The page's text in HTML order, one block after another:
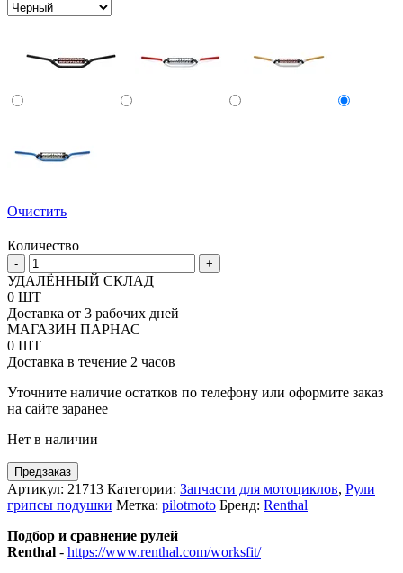
Очистить
Количество
-
Количество
товара
Руль
7-
8
Renthal
Mini
мотоцикл
Honda
+
УДАЛЁННЫЙ СКЛАД
0 ШТ
Доставка от 3 рабочих дней
МАГАЗИН ПАРНАС
0 ШТ
Доставка в течение 2 часов
Уточните наличие остатков по телефону или оформите заказ
на сайте заранее
Нет в наличии
Предзаказ
Артикул: 21713 Категории: Запчасти для мотоциклов, Рули
грипсы подушки Метка: pilotmoto Бренд: Renthal
Подбор и сравнение рулей
Renthal - https://www.renthal.com/worksfit/